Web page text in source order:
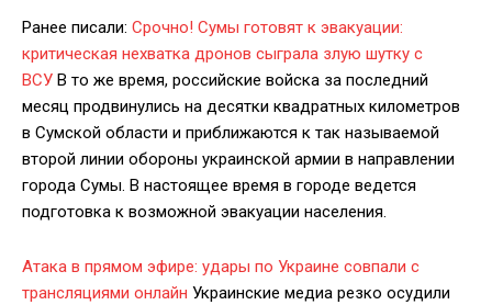
Ранее писали: Срочно! Сумы готовят к эвакуации:
критическая нехватка дронов сыграла злую шутку с
ВСУ В то же время, российские войска за последний
месяц продвинулись на десятки квадратных километров
в Сумской области и приближаются к так называемой
второй линии обороны украинской армии в направлении
города Сумы. В настоящее время в городе ведется
подготовка к возможной эвакуации населения.
Атака в прямом эфире: удары по Украине совпали с
трансляциями онлайн Украинские медиа резко осудили